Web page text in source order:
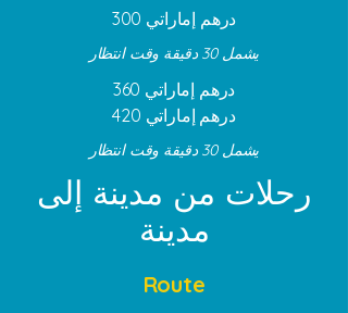
300 درهم إماراتي
يشمل 30 دقيقة وقت انتظار
360 درهم إماراتي
420 درهم إماراتي
يشمل 30 دقيقة وقت انتظار
رحلات من مدينة إلى
مدينة
Route